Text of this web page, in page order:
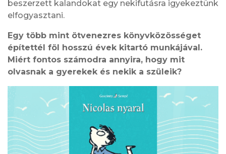
beszerzett kalandokat egy nekifutásra igyekeztünk
elfogyasztani.
Egy több mint ötvenezres könyvközösséget
építettél föl hosszú évek kitartó munkájával.
Miért fontos számodra annyira, hogy mit
olvasnak a gyerekek és nekik a szüleik?